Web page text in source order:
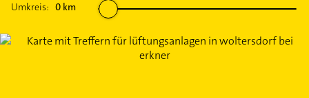
Umkreis: 0 km